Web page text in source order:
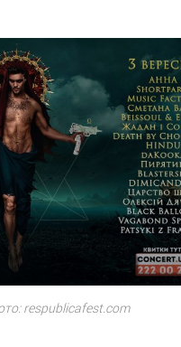
respublicafest.com